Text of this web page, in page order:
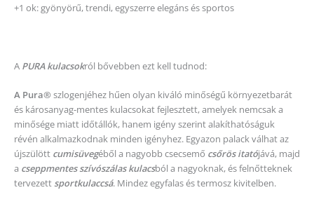
+1 ok: gyönyörű, trendi, egyszerre elegáns és sportos
A PURA kulacsokról bővebben ezt kell tudnod:
A Pura® szlogenjéhez hűen olyan kiváló minőségű környezetbarát
és károsanyag-mentes kulacsokat fejlesztett, amelyek nemcsak a
minősége miatt időtállók, hanem igény szerint alakíthatóságuk
révén alkalmazkodnak minden igényhez. Egyazon palack válhat az
újszülött cumisüvegéből a nagyobb csecsemő csőrös itatójává, majd
a cseppmentes szívószálas kulacsból a nagyoknak, és felnőtteknek
tervezett sportkulaccsá. Mindez egyfalas és termosz kivitelben.